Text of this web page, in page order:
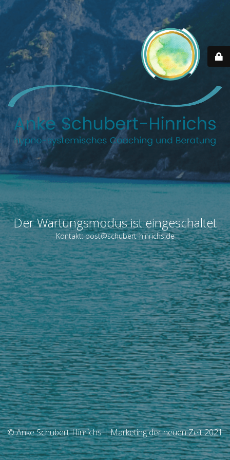
Der Wartungsmodus ist eingeschaltet
Kontakt: post@schubert-hinrichs.de
© Anke Schubert-Hinrichs | Marketing der neuen Zeit 2021